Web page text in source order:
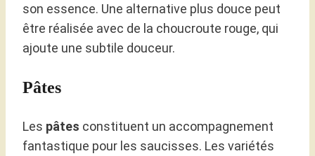
son essence. Une alternative plus douce peut
être réalisée avec de la choucroute rouge, qui
ajoute une subtile douceur.
Pâtes
Les pâtes constituent un accompagnement
fantastique pour les saucisses. Les variétés